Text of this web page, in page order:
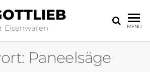
Eisenwaren MENÜ
Paneelsäge